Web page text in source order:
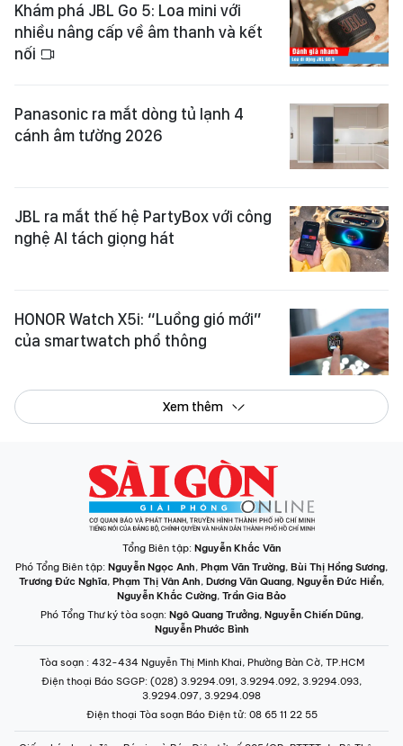
Khám phá JBL Go 5: Loa mini với
nhiều nâng cấp về âm thanh và kết
nối
Panasonic ra mắt dòng tủ lạnh 4
cánh âm tường 2026
JBL ra mắt thế hệ PartyBox với công
nghệ AI tách giọng hát
HONOR Watch X5i: “Luồng gió mới”
của smartwatch phổ thông
Xem thêm
Tổng Biên tập: Nguyễn Khắc Văn
Phó Tổng Biên tập: Nguyễn Ngọc Anh, Phạm Văn Trường, Bùi Thị Hồng Sương,
Trương Đức Nghĩa, Phạm Thị Vân Anh, Dương Văn Quang, Nguyễn Đức Hiển,
Nguyễn Khắc Cường, Trần Gia Bảo
Phó Tổng Thư ký tòa soạn: Ngô Quang Trưởng, Nguyễn Chiến Dũng,
Nguyễn Phước Bình
Tòa soạn : 432-434 Nguyễn Thị Minh Khai, Phường Bàn Cờ, TP.HCM
Điện thoại Báo SGGP: (028) 3.9294.091, 3.9294.092, 3.9294.093,
3.9294.097, 3.9294.098
Điện thoại Tòa soạn Báo Điện tử: 08 65 11 22 55